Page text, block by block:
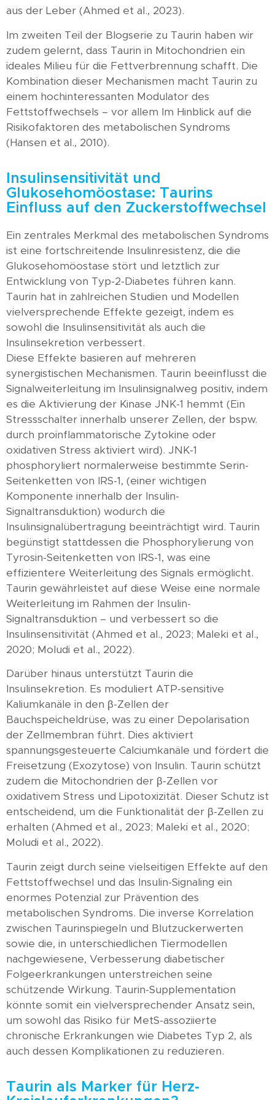
aus der Leber (Ahmed et al., 2023).
Im zweiten Teil der Blogserie zu Taurin haben wir
zudem gelernt, dass Taurin in Mitochondrien ein
ideales Milieu für die Fettverbrennung schafft. Die
Kombination dieser Mechanismen macht Taurin zu
einem hochinteressanten Modulator des
Fettstoffwechsels – vor allem Im Hinblick auf die
Risikofaktoren des metabolischen Syndroms
(Hansen et al., 2010).
Insulinsensitivität und
Glukosehomöostase: Taurins
Einfluss auf den Zuckerstoffwechsel
Ein zentrales Merkmal des metabolischen Syndroms
ist eine fortschreitende Insulinresistenz, die die
Glukosehomöostase stört und letztlich zur
Entwicklung von Typ-2-Diabetes führen kann.
Taurin hat in zahlreichen Studien und Modellen
vielversprechende Effekte gezeigt, indem es
sowohl die Insulinsensitivität als auch die
Insulinsekretion verbessert.
Diese Effekte basieren auf mehreren
synergistischen Mechanismen. Taurin beeinflusst die
Signalweiterleitung im Insulinsignalweg positiv, indem
es die Aktivierung der Kinase JNK-1 hemmt (Ein
Stressschalter innerhalb unserer Zellen, der bspw.
durch proinflammatorische Zytokine oder
oxidativen Stress aktiviert wird). JNK-1
phosphoryliert normalerweise bestimmte Serin-
Seitenketten von IRS-1, (einer wichtigen
Komponente innerhalb der Insulin-
Signaltransduktion) wodurch die
Insulinsignalübertragung beeinträchtigt wird. Taurin
begünstigt stattdessen die Phosphorylierung von
Tyrosin-Seitenketten von IRS-1, was eine
effizientere Weiterleitung des Signals ermöglicht.
Taurin gewährleistet auf diese Weise eine normale
Weiterleitung im Rahmen der Insulin-
Signaltransduktion – und verbessert so die
Insulinsensitivität (Ahmed et al., 2023; Maleki et al.,
2020; Moludi et al., 2022).
Darüber hinaus unterstützt Taurin die
Insulinsekretion. Es moduliert ATP-sensitive
Kaliumkanäle in den β-Zellen der
Bauchspeicheldrüse, was zu einer Depolarisation
der Zellmembran führt. Dies aktiviert
spannungsgesteuerte Calciumkanäle und fördert die
Freisetzung (Exozytose) von Insulin. Taurin schützt
zudem die Mitochondrien der β-Zellen vor
oxidativem Stress und Lipotoxizität. Dieser Schutz ist
entscheidend, um die Funktionalität der β-Zellen zu
erhalten (Ahmed et al., 2023; Maleki et al., 2020;
Moludi et al., 2022).
Taurin zeigt durch seine vielseitigen Effekte auf den
Fettstoffwechsel und das Insulin-Signaling ein
enormes Potenzial zur Prävention des
metabolischen Syndroms. Die inverse Korrelation
zwischen Taurinspiegeln und Blutzuckerwerten
sowie die, in unterschiedlichen Tiermodellen
nachgewiesene, Verbesserung diabetischer
Folgeerkrankungen unterstreichen seine
schützende Wirkung. Taurin-Supplementation
könnte somit ein vielversprechender Ansatz sein,
um sowohl das Risiko für MetS-assoziierte
chronische Erkrankungen wie Diabetes Typ 2, als
auch dessen Komplikationen zu reduzieren.
Taurin als Marker für Herz-